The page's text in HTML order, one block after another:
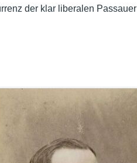
der klar liberalen Passauer